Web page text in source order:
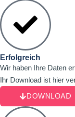
Erfolgreich
Wir haben Ihre Daten
Ihr Download ist hier
DOWNLOAD